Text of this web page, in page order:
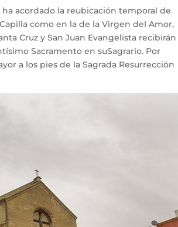
acordado la reubicación temporal de
como en la de la Virgen del Amor,
Cruz y San Juan Evangelista recibirán
Sacramento en suSagrario. Por
a los pies de la Sagrada Resurrección